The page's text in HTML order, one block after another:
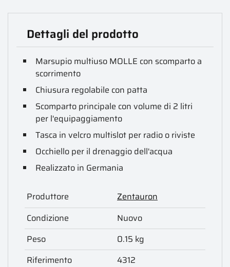
Dettagli del prodotto
Marsupio multiuso MOLLE con scomparto a
scorrimento
Chiusura regolabile con patta
Scomparto principale con volume di 2 litri
per l'equipaggiamento
Tasca in velcro multislot per radio o riviste
Occhiello per il drenaggio dell'acqua
Realizzato in Germania
Produttore
Zentauron
Condizione
Nuovo
Peso
0.15 kg
Riferimento
4312